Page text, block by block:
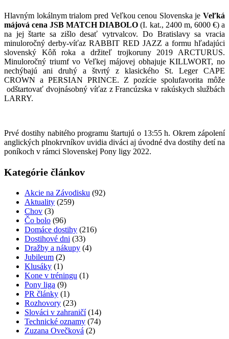
Hlavným lokálnym trialom pred Veľkou cenou Slovenska je Veľká
májová cena JSB MATCH DIABOLO (I. kat., 2400 m, 6000 €) a
na jej štarte sa zišlo desať vytrvalcov. Do Bratislavy sa vracia
minuloročný derby-víťaz RABBIT RED JAZZ a formu hľadajúci
slovenský Kôň roka a držiteľ trojkoruny 2019 ARCTURUS.
Minuloročný triumf vo Veľkej májovej obhajuje KILLWORT, no
nechýbajú ani druhý a štvrtý z klasického St. Leger CAPE
CROWN a PERSIAN PRINCE. Z pozície spolufavorita môže
odštartovať dvojnásobný víťaz z Francúzska v rakúskych službách
LARRY.
Prvé dostihy nabitého programu štartujú o 13:55 h. Okrem zápolení
anglických plnokrvníkov uvidia diváci aj úvodné dva dostihy detí na
poníkoch v rámci Slovenskej Pony ligy 2022.
Kategórie článkov
Akcie na Závodisku (92)
Aktuality (259)
Chov (3)
Čo bolo (96)
Domáce dostihy (216)
Dostihové dni (33)
Dražby a nákupy (4)
Jubileum (2)
Klusáky (1)
Kone v tréningu (1)
Pony liga (9)
PR články (1)
Rozhovory (23)
Slováci v zahraničí(14)
Technické oznamy (74)
Zuzana Ovečková (2)